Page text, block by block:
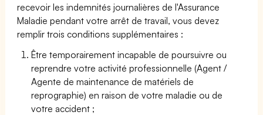
recevoir les indemnités journalières de l'Assurance
Maladie pendant votre arrêt de travail, vous devez
remplir trois conditions supplémentaires :
Être temporairement incapable de poursuivre ou
reprendre votre activité professionnelle (Agent /
Agente de maintenance de matériels de
reprographie) en raison de votre maladie ou de
votre accident ;